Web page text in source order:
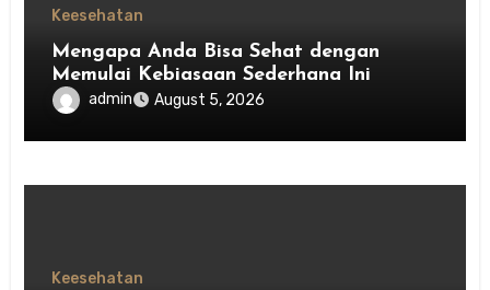
Keesehatan
Mengapa Anda Bisa Sehat dengan
Memulai Kebiasaan Sederhana Ini
admin August 5, 2026
Keesehatan